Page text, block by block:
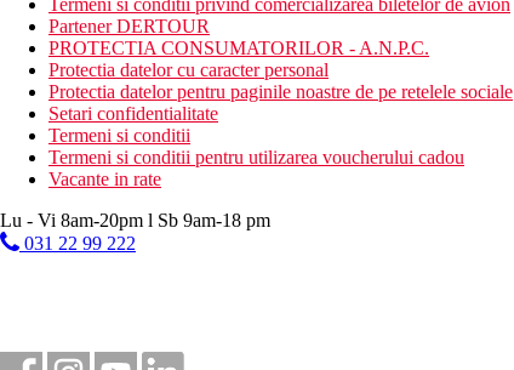
Termeni si conditii privind comercializarea biletelor de avion
Partener DERTOUR
PROTECTIA CONSUMATORILOR - A.N.P.C.
Protectia datelor cu caracter personal
Protectia datelor pentru paginile noastre de pe retelele sociale
Setari confidentialitate
Termeni si conditii
Termeni si conditii pentru utilizarea voucherului cadou
Vacante in rate
Lu - Vi 8am-20pm l Sb 9am-18 pm
031 22 99 222